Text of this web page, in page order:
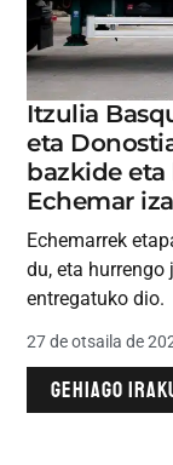
Itzulia
eta
bazkide eta
Echemar
Echemarrek
du, eta
entregatuko dio.
27 de otsaila de
GEHIAGO